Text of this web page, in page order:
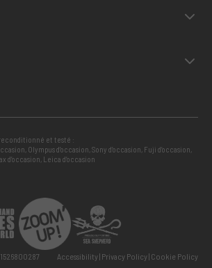
et testé :
, Olympus d’occasion,Sony d’occasion, Fuji d’occasion,
d’occasion, Leica d’occasion
Accessibility Privacy Policy Cookie Policy